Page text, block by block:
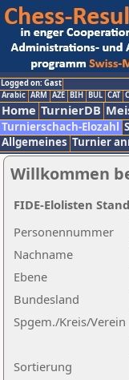
Logged on: Gast
Arabic ARM AZE BIH BUL CAT
Home TurnierDB
Turnierschach-Elozahl
Allgemeines Turnier
Willkommen
Nachname
Ebene
Sortierung
Personennummer
Bundesland
Spgem./Kreis/Verein
FIDE-Elolisten Stand